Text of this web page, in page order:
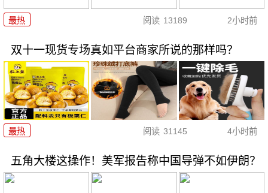
最热 阅读 13189 2小时前
双十一现货专场真如平台商家所说的那样吗？
最热 阅读 31145 4小时前
五角大楼这操作！美军报告称中国导弹不如伊朗？